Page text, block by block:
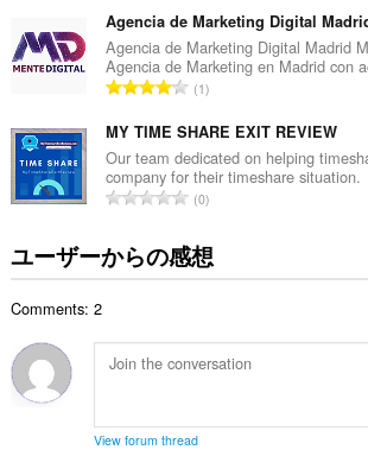
の
総
数
：
Agencia de Marketing Digital
Agencia de Marketing Digital Madrid
Agencia de Marketing en Madrid con
評
の
総
数
：
1
MY TIME SHARE EXIT REVIEW
Our team dedicated on helping
company for their timeshare situation.
評
の
総
0
ユーザーからの感想
Comments: 2
View forum thread